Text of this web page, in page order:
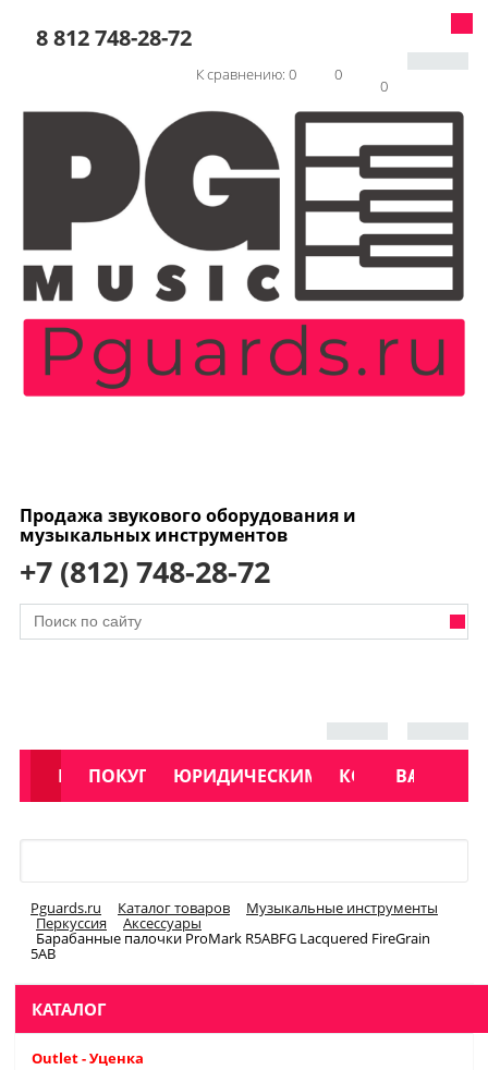
8 812 748-28-72
0
0
К сравнению: 0
Продажа звукового оборудования и
музыкальных инструментов
+7 (812) 748-28-72
АКЦИИ
КАТАЛОГ
ПОКУПАТЕЛЯМЮРИДИЧЕСКИМ ЛИЦАМКОНТАКТЫ
УСЛУГИ
Pguards.ru Каталог товаров Музыкальные инструменты
Перкуссия Аксессуары
Барабанные палочки ProMark R5ABFG Lacquered FireGrain
5AB
КАТАЛОГ
Outlet - Уценка